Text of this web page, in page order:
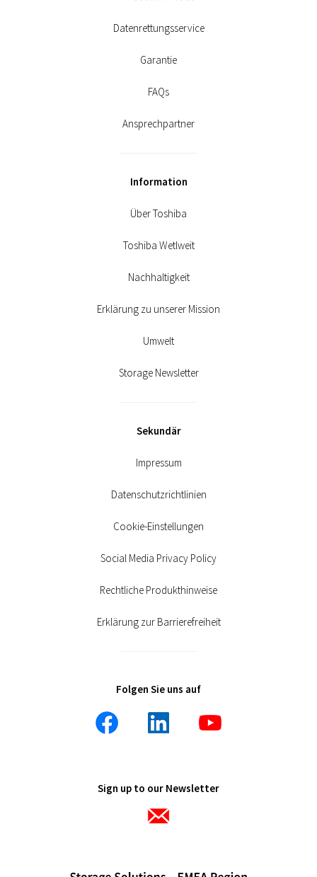
Datenrettungsservice
Garantie
FAQs
Ansprechpartner
Information
Über Toshiba
Toshiba Wetlweit
Nachhaltigkeit
Erklärung zu unserer Mission
Umwelt
Storage Newsletter
Sekundär
Impressum
Datenschutzrichtlinien
Cookie-Einstellungen
Social Media Privacy Policy
Rechtliche Produkthinweise
Erklärung zur Barrierefreiheit
Folgen Sie uns auf
Sign up to our Newsletter